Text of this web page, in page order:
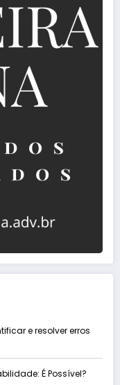
e resolver erros
É Possível?